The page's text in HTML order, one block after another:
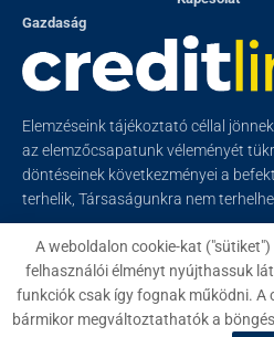
Gazdaság
Elemzéseink tájékoztató céllal
az elemzőcsapatunk véleményét
döntéseinek következményei a
terhelik, Társaságunkra nem
© 2023Creditline-
A weboldalon cookie-kat
felhasználói élményt nyújthassuk
funkciók csak így fognak működni. A
bármikor megváltoztathatók a